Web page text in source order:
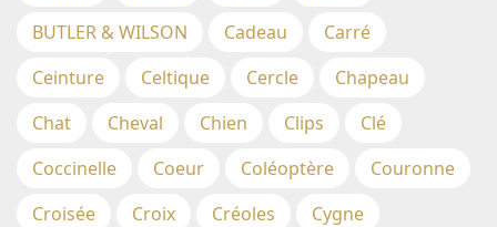
BUTLER & WILSON
Cadeau
Carré
Ceinture
Celtique Cercle
Chapeau
Chat
Cheval Chien Clips
Clé
Coccinelle
Coeur Coléoptère
Couronne
Croisée
Croix Créoles
Cygne